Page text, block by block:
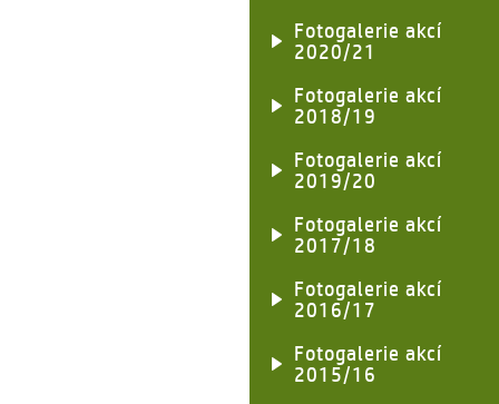
Fotogalerie akcí
2020/21
Fotogalerie akcí
2018/19
Fotogalerie akcí
2019/20
Fotogalerie akcí
2017/18
Fotogalerie akcí
2016/17
Fotogalerie akcí
2015/16